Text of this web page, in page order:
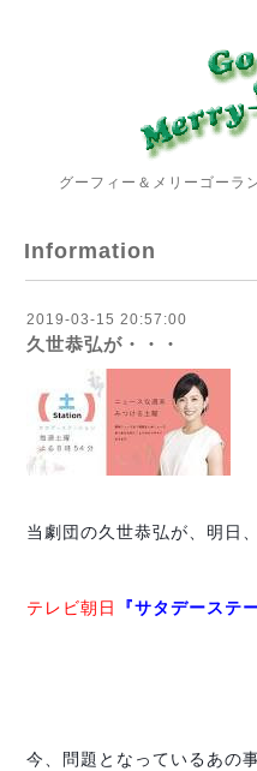
グーフィー＆メリーゴーラ
Information
2019-03-15 20:57:00
久世恭弘が・・・
当劇団の久世恭弘が、明日
テレビ朝日 『サタデーステ
今、問題となっているあの